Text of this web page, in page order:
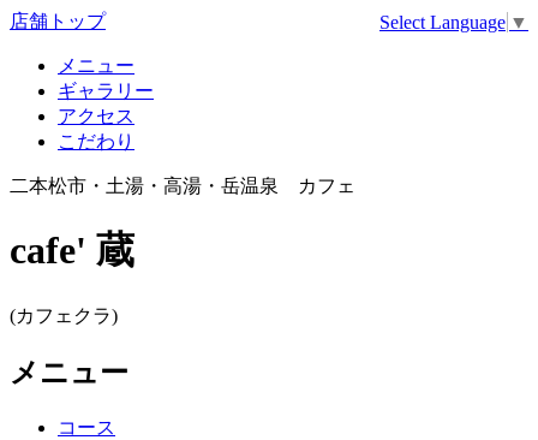
店舗トップ Select Language ▼
メニュー
ギャラリー
アクセス
こだわり
二本松市・土湯・高湯・岳温泉 カフェ
cafe' 蔵
(カフェクラ)
メニュー
コース